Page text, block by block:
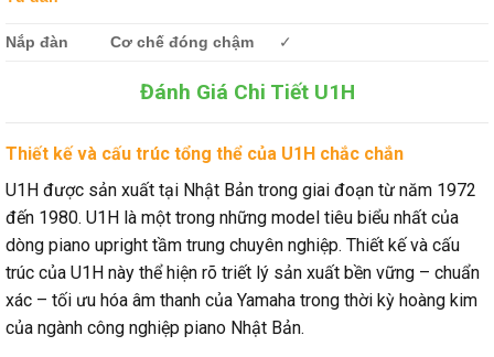
Nắp đàn Cơ chế đóng chậm ✓
Đánh Giá Chi Tiết U1H
Thiết kế và cấu trúc tổng thể của U1H chắc chắn
U1H được sản xuất tại Nhật Bản trong giai đoạn từ năm 1972
đến 1980. U1H là một trong những model tiêu biểu nhất của
dòng piano upright tầm trung chuyên nghiệp. Thiết kế và cấu
trúc của U1H này thể hiện rõ triết lý sản xuất bền vững – chuẩn
xác – tối ưu hóa âm thanh của Yamaha trong thời kỳ hoàng kim
của ngành công nghiệp piano Nhật Bản.